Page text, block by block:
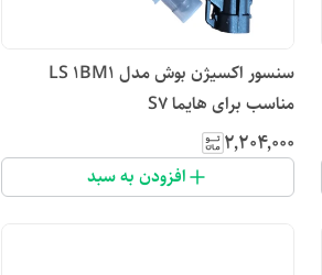
سنسور اکسیژن بوش مدل LS 1BM1
مناسب برای هایما S7
۲٬۲۰۴٬۰۰۰
افزودن به سبد